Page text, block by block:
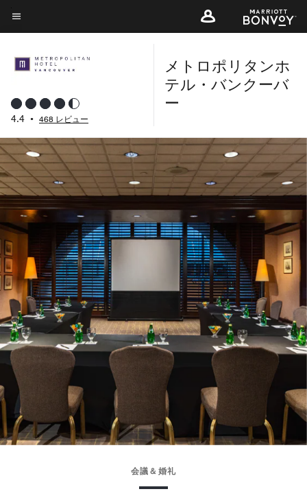
Skip
to
content
メニューのテキスト
4.4 • 468 レビュー
メトロポリタンホ
テル・バンクーバ
ー
会議＆婚礼